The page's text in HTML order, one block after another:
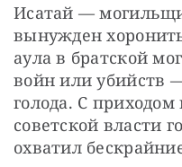
Исатай —
вынужден
аула в братской
войн или убийств
голода. С
советской власти
охватил